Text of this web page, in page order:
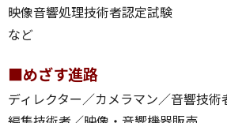
映像音響処理技術者認定試験
など
■めざす進路
ディレクター／カメラマン／音響技術